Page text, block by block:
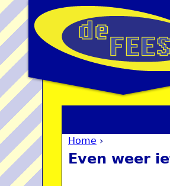
You are here
Home ›
Even weer